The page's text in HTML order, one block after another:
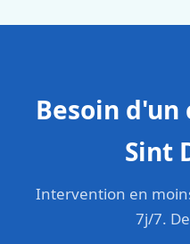
Besoin
Sint
Intervention en
7j/7.